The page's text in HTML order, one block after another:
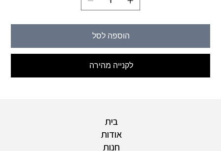
הוספה לסל
לקנייה מהירה
בית
אודות
חנות